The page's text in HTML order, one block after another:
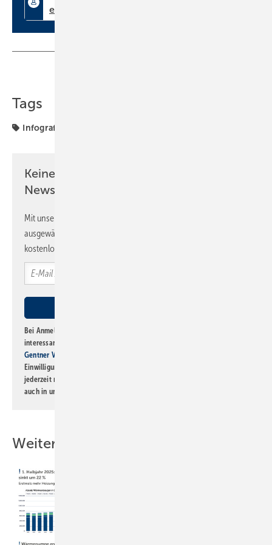
Tags
Infografik
Keine Zeit? Kein Problem mit dem SBZ
Newsletter!
Mit unserem Newsletter erhalten Sie regelmäßig von uns
ausgewählte Informationen und Neuigkeiten, gebündelt und
kostenlos direkt ins Postfach.
Bei Anmeldung zu diesem Newsletter bin ich damit einverstanden, über
interessante Verlags- und Online-Angebote
Gentner Verlag GmbH & Co. KG
Einwilligung kann ich jederzeit widerrufen und eine Abmeldung ist
jederzeit möglich. Informationen zum Umgang mit Daten finden Sie
auch in unserer
Weitere Inhalte